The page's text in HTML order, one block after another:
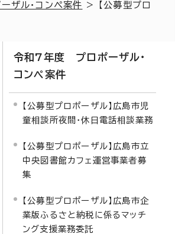
ザル・コンペ案件 > 【公募型プロ
令和7年度 プロポーザル・
コンペ案件
【公募型プロポーザル】広島市児
童相談所夜間・休日電話相談業務
【公募型プロポーザル】広島市立
中央図書館カフェ運営事業者募
集
【公募型プロポーザル】広島市企
業版ふるさと納税に係るマッチ
ング支援業務委託